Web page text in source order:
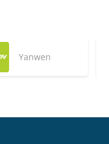
Yanwen